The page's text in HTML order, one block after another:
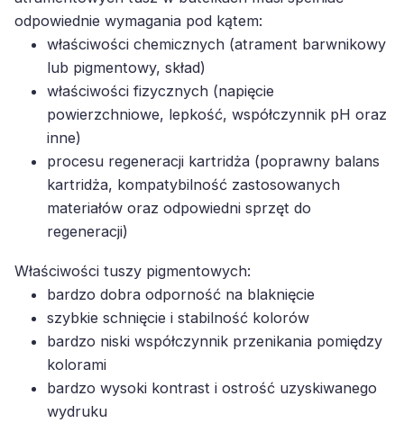
odpowiednie wymagania pod kątem:
właściwości chemicznych (atrament barwnikowy
lub pigmentowy, skład)
właściwości fizycznych (napięcie
powierzchniowe, lepkość, współczynnik pH oraz
inne)
procesu regeneracji kartridża (poprawny balans
kartridża, kompatybilność zastosowanych
materiałów oraz odpowiedni sprzęt do
regeneracji)
Właściwości tuszy pigmentowych:
bardzo dobra odporność na blaknięcie
szybkie schnięcie i stabilność kolorów
bardzo niski współczynnik przenikania pomiędzy
kolorami
bardzo wysoki kontrast i ostrość uzyskiwanego
wydruku